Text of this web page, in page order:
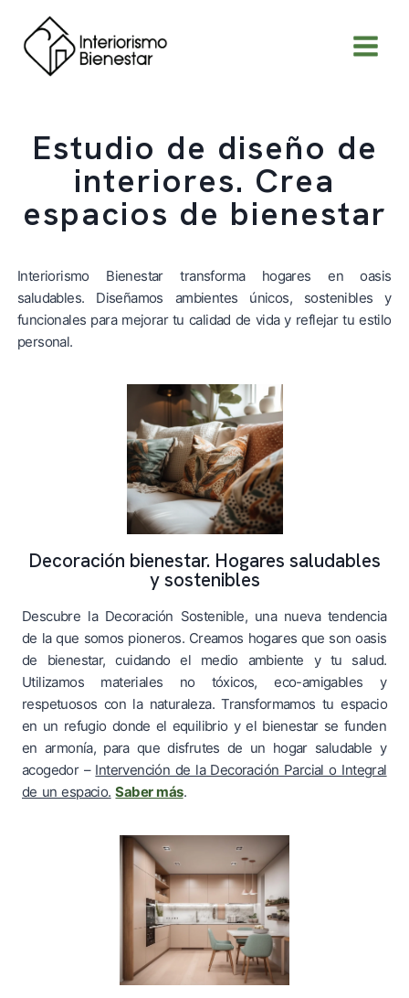
SERVICIOS
Estudio de diseño de
interiores. Crea
espacios de bienestar
Interiorismo Bienestar transforma hogares en oasis
saludables. Diseñamos ambientes únicos, sostenibles y
funcionales para mejorar tu calidad de vida y reflejar tu estilo
personal.
Decoración bienestar. Hogares saludables
y sostenibles
Descubre la Decoración Sostenible, una nueva tendencia
de la que somos pioneros. Creamos hogares que son oasis
de bienestar, cuidando el medio ambiente y tu salud.
Utilizamos materiales no tóxicos, eco-amigables y
respetuosos con la naturaleza. Transformamos tu espacio
en un refugio donde el equilibrio y el bienestar se funden
en armonía, para que disfrutes de un hogar saludable y
acogedor – Intervención de la Decoración Parcial o Integral
de un espacio. Saber más.